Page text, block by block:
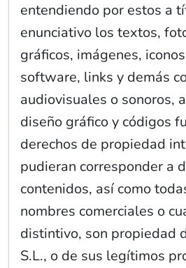
entendiendo por estos a
enunciativo los textos,
gráficos, imágenes,
software, links y demás
audiovisuales o sonoros,
diseño gráfico y códigos
derechos de propiedad
pudieran corresponder a
contenidos, así como
nombres comerciales o
distintivo, son propiedad
S.L., o de sus legítimos